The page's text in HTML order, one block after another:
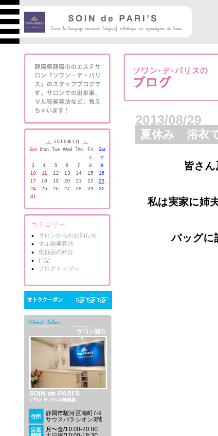
＜ 2016年1月
＞
Sun
Mon Tue Wed Thu Fri Sat
1
2
3
4 5 6 7 8
9
10
11 12 13 14 15
16
17
18 19 20 21 22
23
24
25 26 27 28 29
30
31
カテゴリー
サロンからのお知らせ
マル秘美容法
化粧品の紹介
日記
ブログトップへ
静岡市駿河区南町7-9
サウスパラシオン3階
月〜金/10:00-20:00
2013/08/29
夏休み 浴衣
皆さ
私は実家に姉
バッグに